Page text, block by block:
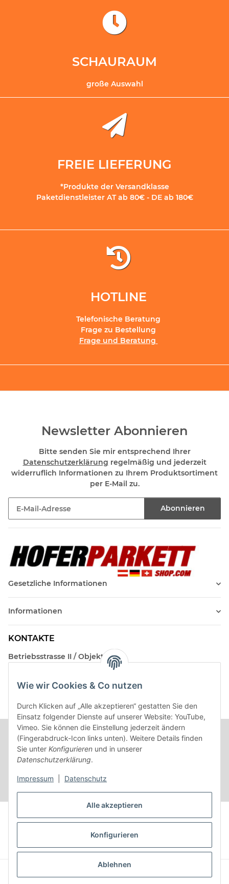
Alle akzeptieren
Konfigurieren
Ablehnen
Wie wir Cookies & Co nutzen
Durch Klicken auf „Alle akzeptieren“ gestatten Sie den
Einsatz folgender Dienste auf unserer Website: YouTube,
Vimeo. Sie können die Einstellung jederzeit ändern
(Fingerabdruck-Icon links unten). Weitere Details finden
Sie unter Konfigurieren und in unserer
Datenschutzerklärung.
Impressum Datenschutz
SCHAURAUM
große Auswahl
FREIE LIEFERUNG
*Produkte der Versandklasse
Paketdienstleister AT ab 80€ - DE ab 180€
HOTLINE
Telefonische Beratung
Frage zu Bestellung
Frage und Beratung
Newsletter Abonnieren
Bitte senden Sie mir entsprechend Ihrer
Datenschutzerklärung regelmäßig und jederzeit
widerruflich Informationen zu Ihrem Produktsortiment
per E-Mail zu.
Abonnieren
Gesetzliche Informationen
Informationen
KONTAKTE
Betriebsstrasse II / Objekt 17
Kontakt
Vertrag widerrufen
* Alle Preise inkl. gesetzlicher USt.